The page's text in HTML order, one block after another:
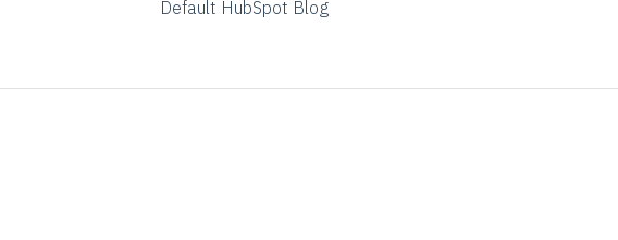
Default HubSpot Blog